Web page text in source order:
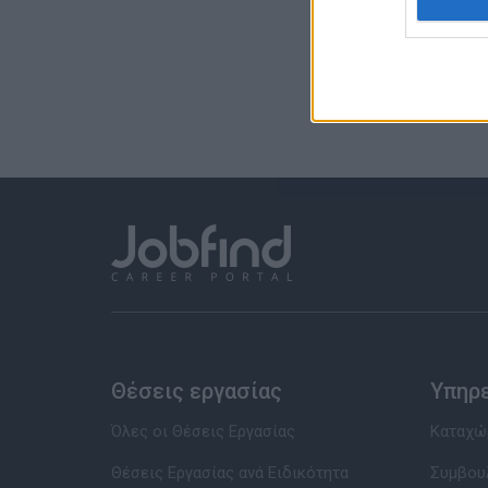
Θέσεις εργασίας
Όλες οι Θέσεις Εργασίας
Θέσεις Εργασίας ανά Ειδικότητα